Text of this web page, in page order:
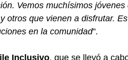
Vemos muchísimos
otros que vienen a disfrutar.
en la comunidad".
Inclusivo, que se llevó a